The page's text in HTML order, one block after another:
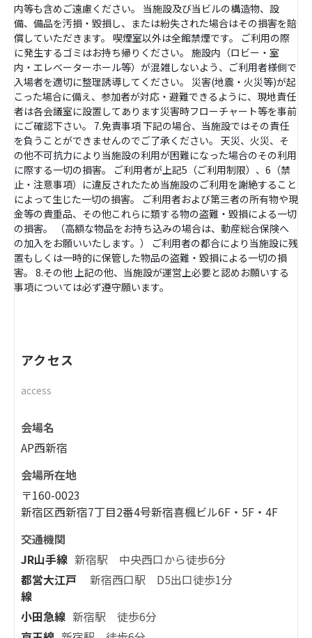
内等も含めご遠慮ください。 当施設及び当ビルの構造物、設
備、備品を汚損・毀損し、または紛失された場合はその損害を賠
償していただきます。 喫煙室以外は全館禁煙です。 ご利用の際
に発生するゴミはお持ち帰りください。 施設内（ロビー・室
内・エレベーターホール等）が混雑しないよう、ご利用者様側で
入場者を適切に整理誘導してください。 災害(地震・火災等)が起
こった場合に備え、参加者が対応・避難できるように、現地責任
者は各会議室に設置してあります災害時フローチャート等を事前
にご確認下さい。 7.免責事項 下記の場合、当施設ではその責任
を負うことができませんのでご了承ください。 天災、火災、そ
の他不可抗力により当施設の利用が困難になった場合のその利用
に際する一切の損害。 ご利用者が上記5（ご利用制限）、6（禁
止・注意事項）に違反されたため当施設のご利用を謝絶すること
によって生じた一切の損害。 ご利用者および第三者の所有物や現
金等の貴重品、その他これらに類する物の盗難・毀損による一切
の損害。 （高額な物品をお持ち込みの場合は、動産総合保険へ
の加入をお願いいたします。） ご利用者の都合により当施設に残
置もしくは一時的に保管した物品の盗難・毀損による一切の損
害。 8.その他 上記の他、当施設が運営上必要と認めお願いする
事項については必ず遵守願います。
アクセス
access
会場名
AP西新宿
会場所在地
〒160-0023
新宿区西新宿7丁目2番4号新宿喜楓ビル6F・5F・4F
交通機関
JR山手線 新宿駅 中央西口から徒歩6分
都営大江戸
線
新宿西口駅 D5出口徒歩1分
小田急線 新宿駅 徒歩6分